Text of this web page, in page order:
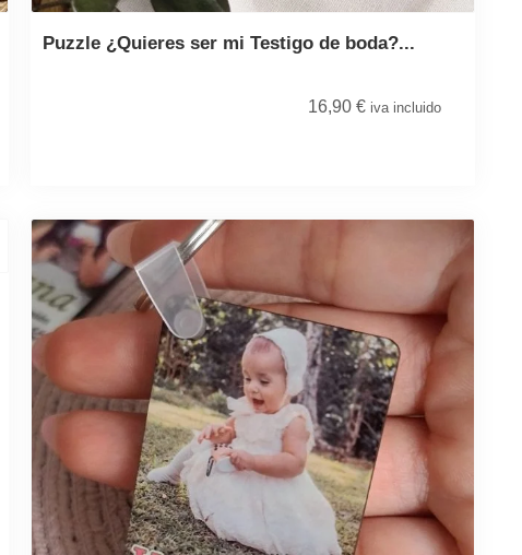
Puzzle ¿Quieres ser mi Testigo de boda?...
16,90 € iva incluido